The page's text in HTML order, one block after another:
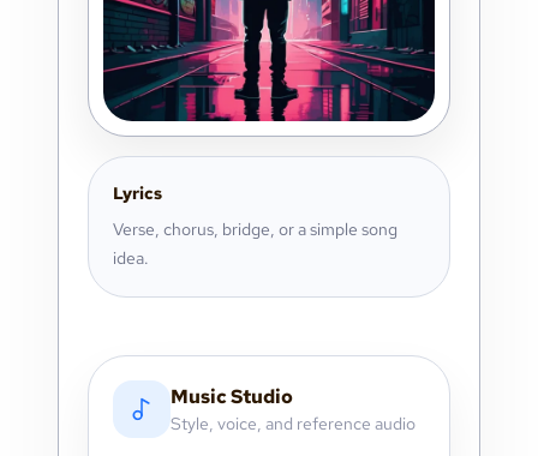
Lyrics
Verse, chorus, bridge, or a simple song
idea.
Music Studio
Style, voice, and reference audio